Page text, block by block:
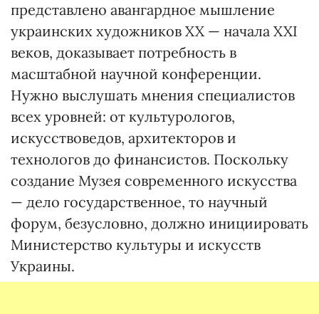
представлено авангардное мышление
украинских художников XX — начала XXI
веков, доказывает потребность в
масштабной научной конференции.
Нужно выслушать мнения специалистов
всех уровней: от культурологов,
искусствоведов, архитекторов и
технологов до финансистов. Поскольку
создание Музея современного искусства
— дело государственное, то научный
форум, безусловно, должно инициировать
Министерство культуры и искусств
Украины.